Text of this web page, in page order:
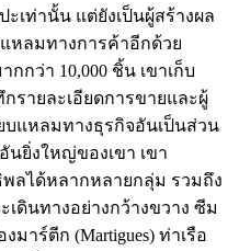
เท่านั้น แต่ยังเป็นผู้สร้างผล
หลมทางการค้าอีกด้วย
กว่า 10,000 ชิ้น เขาเก็บ
ายละเอียดการขายและผู้
บแหลมทางธุรกิจอันเป็นส่วน
นยิ่งใหญ่ของเขา เขา
ลได้หลากหลายกลุ่ม รวมถึง
ดินทางอย่างกว้างขวาง ซีม
าร์ตีก (Martigues) ท่าเรือ